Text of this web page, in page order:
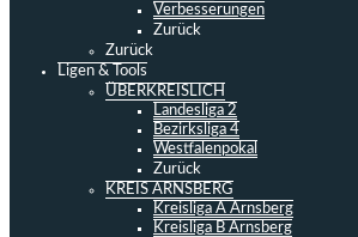
Verbesserungen
Zurück
Zurück
Ligen & Tools
ÜBERKREISLICH
Landesliga 2
Bezirksliga 4
Westfalenpokal
Zurück
KREIS ARNSBERG
Kreisliga A Arnsberg
Kreisliga B Arnsberg